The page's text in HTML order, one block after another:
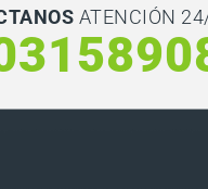
ATENCIÓN